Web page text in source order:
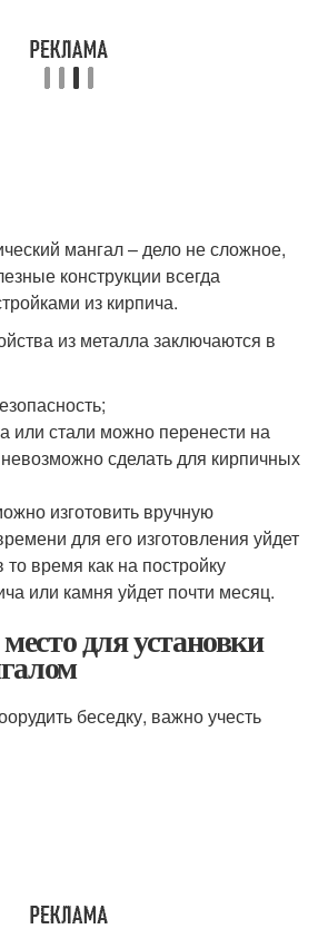
мангал – дело не сложное,
конструкции всегда
из кирпича.
из металла заключаются в
или стали можно перенести на
сделать для кирпичных
изготовить вручную
для его изготовления уйдет
время как на постройку
или камня уйдет почти месяц.
для установки
беседку, важно учесть